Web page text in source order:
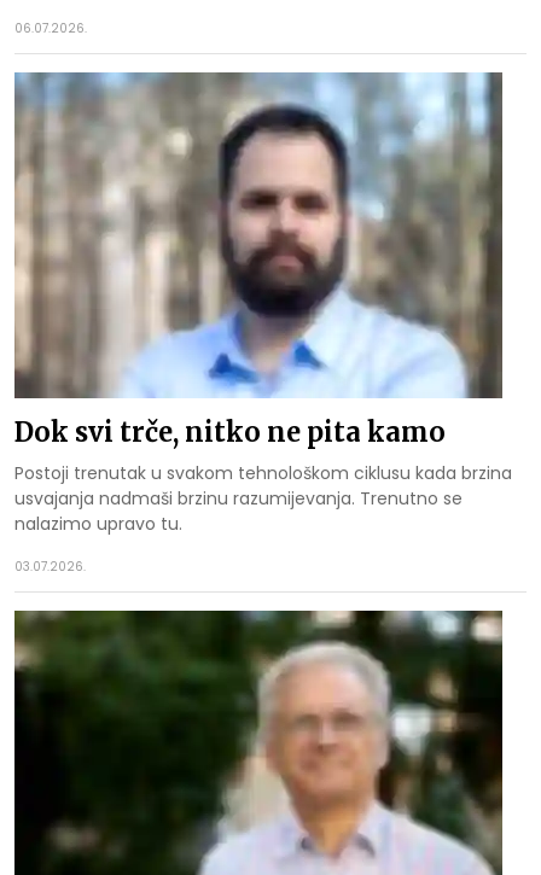
06.07.2026.
Dok svi trče, nitko ne pita kamo
Postoji trenutak u svakom tehnološkom ciklusu kada brzina
usvajanja nadmaši brzinu razumijevanja. Trenutno se
nalazimo upravo tu.
03.07.2026.